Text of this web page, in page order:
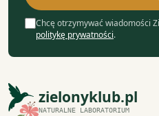
Chcę otrzymywać wiadomości
politykę prywatności.
zielonyklub.pl
NATURALNE LABORATORIUM